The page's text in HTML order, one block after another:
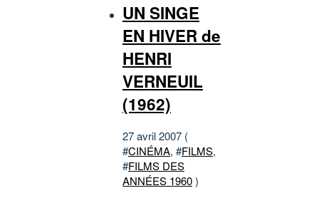
UN SINGE
EN HIVER de
HENRI
VERNEUIL
(1962)
27 avril 2007 (
#CINÉMA, #FILMS,
#FILMS DES
ANNÉES 1960)